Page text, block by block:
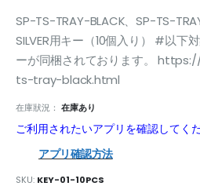
the
images
gallery
SP-TS-TRAY-BLACK、SP-TS-
SILVER用キー（10個入り） #以下
ーが同梱されております。
ts-tray-black.html
在庫狀況： 在庫あり
ご利用されたいアプリを確認してく
アプリ確認方法
SKU KEY-01-10PCS